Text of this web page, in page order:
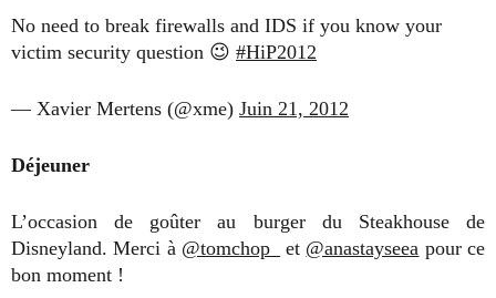
No need to break firewalls and IDS if you know your
victim security question 😉 #HiP2012
— Xavier Mertens (@xme) Juin 21, 2012
Déjeuner
L’occasion de goûter au burger du Steakhouse de
Disneyland. Merci à @tomchop_ et @anastayseea pour ce
bon moment !